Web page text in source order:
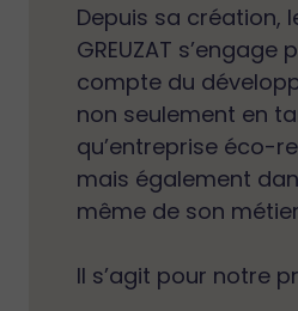
Depuis sa création,
GREUZAT s’engage
compte du
non seulement en
qu’entreprise éco-
mais également
même de son
Il s’agit pour notre